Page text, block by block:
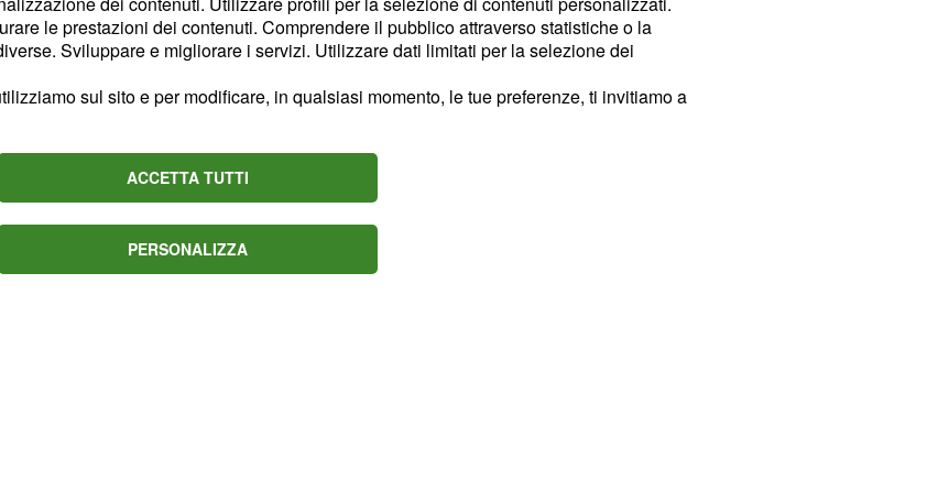
vite. Certo è
inversa
madre già
le prestazioni dei contenuti. Comprendere il pubblico attraverso statistiche o la
Sviluppare e migliorare i servizi. Utilizzare dati limitati per la selezione dei
sul sito e per modificare, in qualsiasi momento, le tue preferenze, ti invitiamo a
ACCETTA TUTTI
PERSONALIZZA